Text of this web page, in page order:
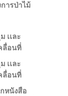
ารป่าไม้
เเละ
ลื่อนที่
เเละ
ลื่อนที่
หนังสือ